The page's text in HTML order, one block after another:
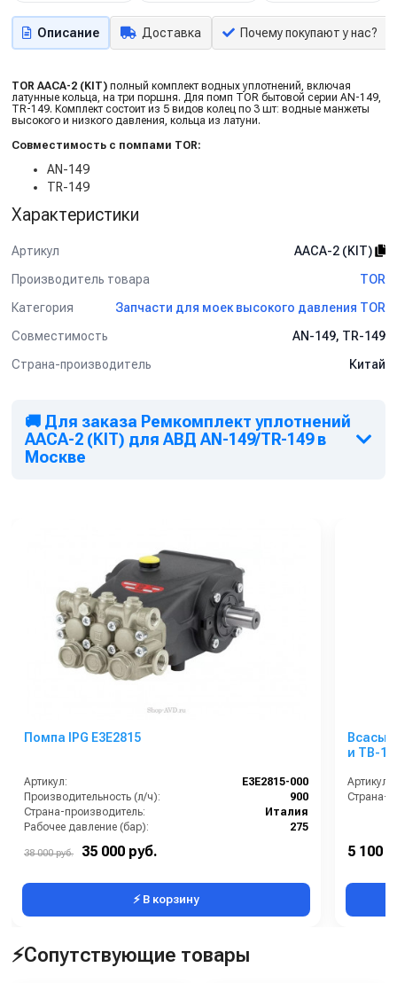
Описание Доставка Почему покупают у нас?
TOR AACA-2 (KIT) полный комплект водных уплотнений, включая
латунные кольца, на три поршня. Для помп TOR бытовой серии AN-149,
TR-149. Комплект состоит из 5 видов колец по 3 шт: водные манжеты
высокого и низкого давления, кольца из латуни.
Совместимость с помпами TOR:
AN-149
TR-149
Характеристики
Артикул
AACA-2 (KIT)
Производитель товара
TOR
Категория
Запчасти для моек высокого давления TOR
Совместимость
AN-149, TR-149
Страна-производитель
Китай
🚚 Для заказа Ремкомплект уплотнений
AACA-2 (KIT) для АВД AN-149/TR-149 в
Москве
Помпа IPG E3E2815
Артикул:
E3E2815-000
Производительность (л/ч):
900
Страна-производитель:
Италия
Рабочее давление (бар):
275
Обороты двигателя (об/мин):
38 000 руб. 35 000 руб.
⚡ В корзину
и TB-
Артикул:
Страна-
5 100
⚡Сопутствующие товары